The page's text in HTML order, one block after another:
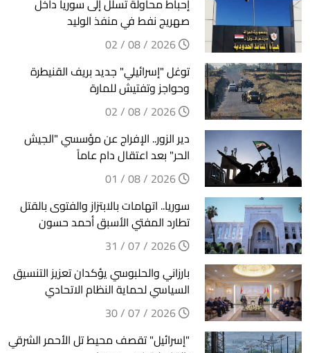
صهريج نفط في منفذ الوليد
توغل "إسرائيلي" جديد بريف القنيطرة
وحواجز وتفتيش للمارة
دير الزور.. الإفراج عن مؤسسي "الجيش
الحر" بعد اعتقال دام عاماً
سوريا.. اتهامات بالابتزاز والفتوى بالقتل
تطارد المفتي الأسبق أحمد حسون
بارزاني والحلبوسي يؤكدان تعزيز التنسيق
السياسي لحماية النظام الاتحادي
"إسرائيل" تقصف محيط تل الأحمر الشرقي